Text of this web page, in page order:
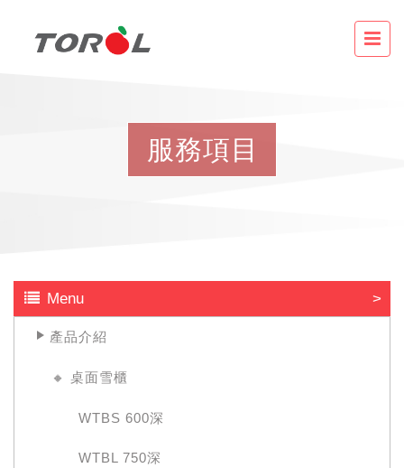
服務項目
Menu
產品介紹
🔸 桌面雪櫃
WTBS 600深
WTBL 750深